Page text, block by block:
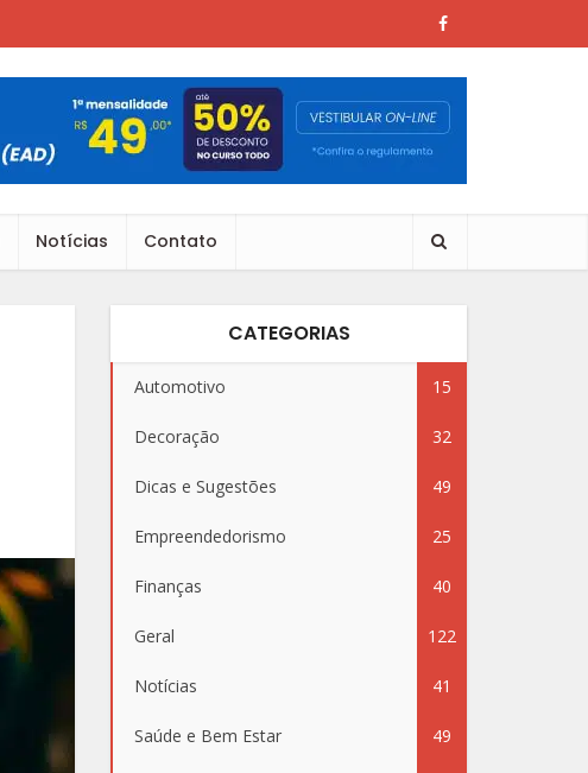
Notícias Contato
CATEGORIAS
Automotivo 15
Decoração 32
Dicas e Sugestões 49
Empreendedorismo 25
Finanças 40
Geral 122
Notícias 41
Saúde e Bem Estar 49